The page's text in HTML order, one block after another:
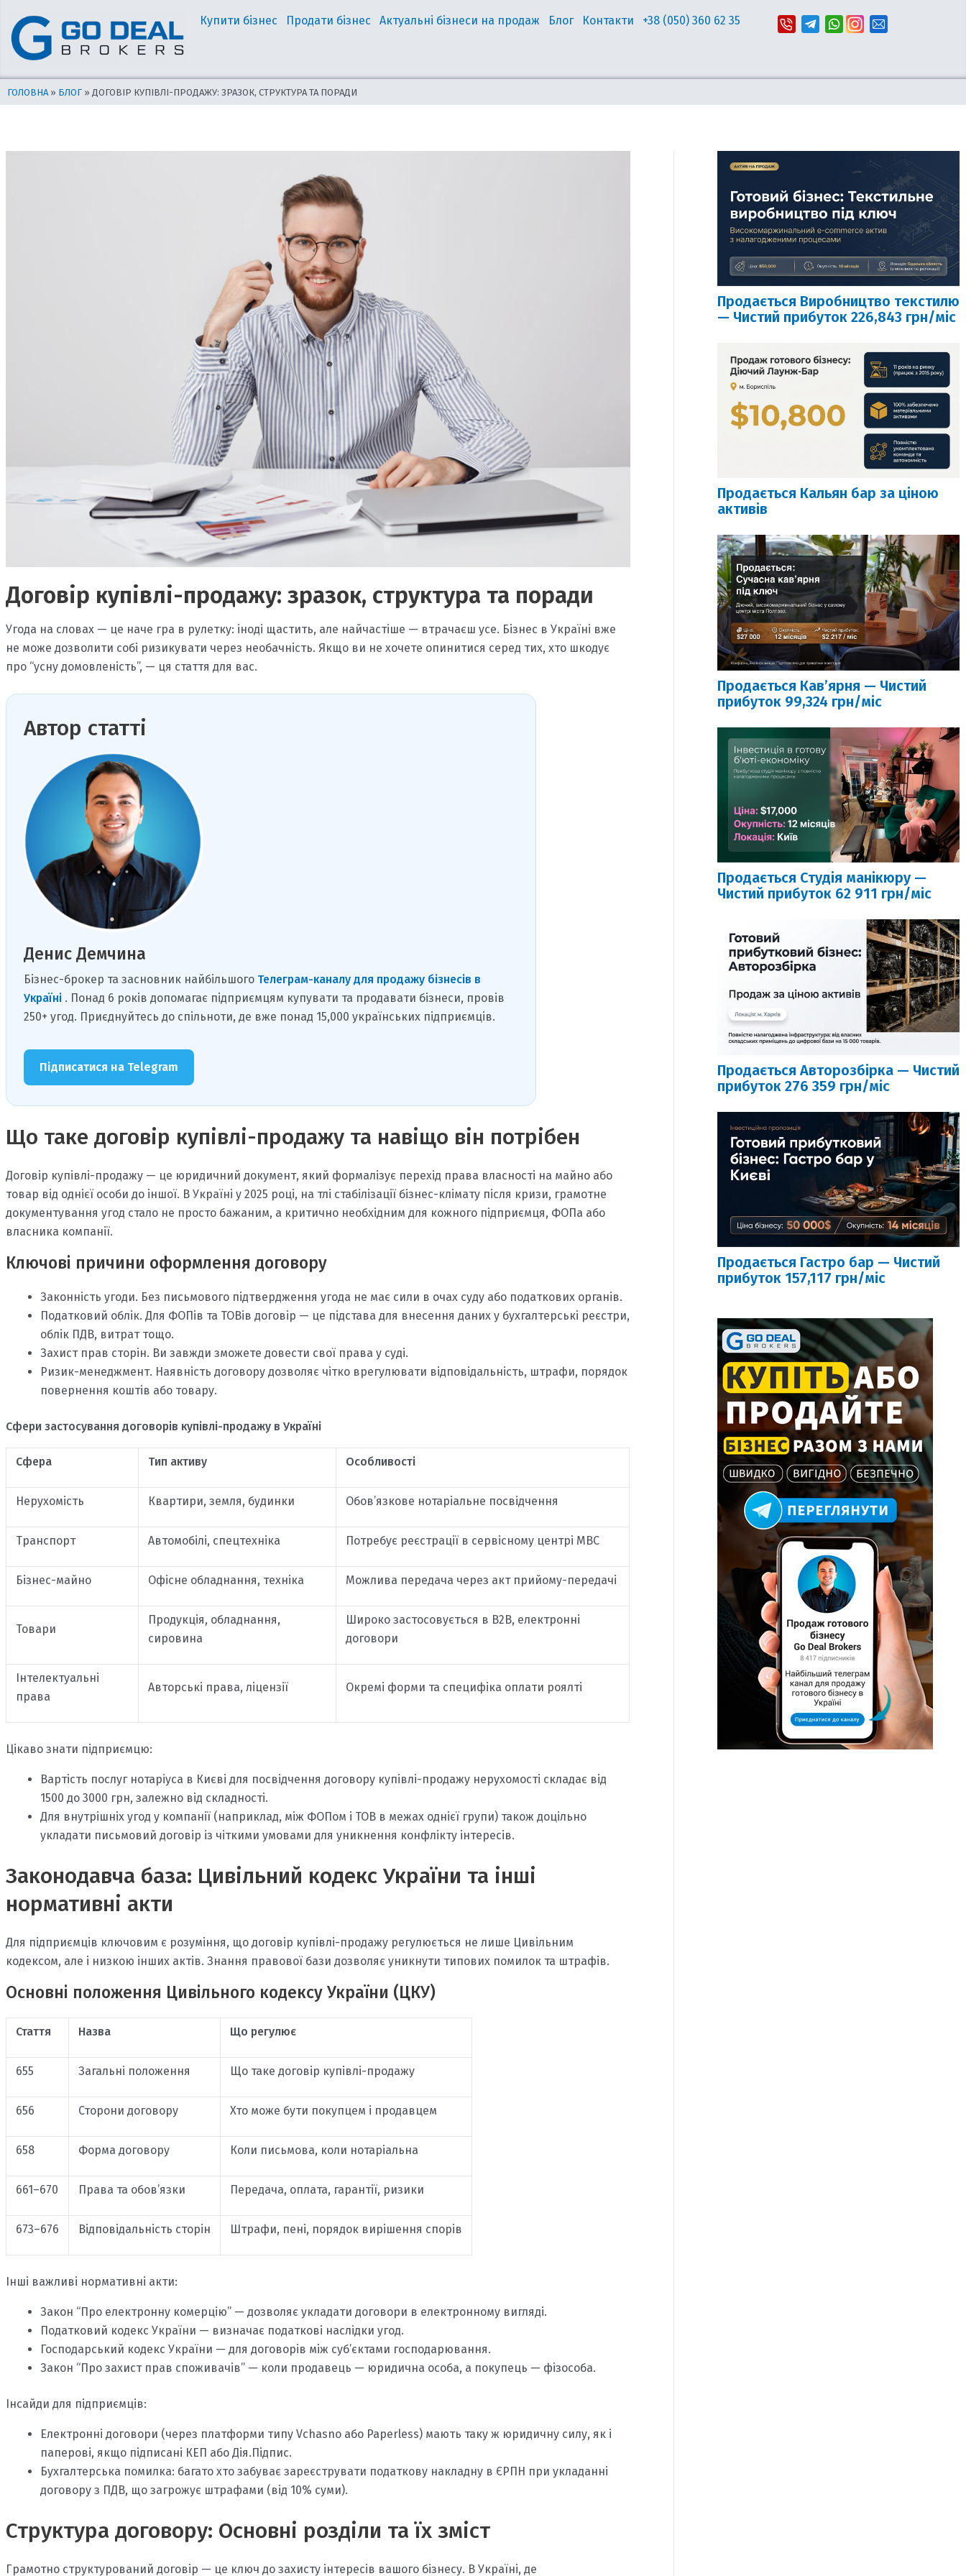
вмісту
Купити бізнес Продати бізнес Актуальні бізнеси на продаж Блог Контакти +38 (050) 360 62 35
ГОЛОВНА » БЛОГ » ДОГОВІР КУПІВЛІ-ПРОДАЖУ: ЗРАЗОК, СТРУКТУРА ТА ПОРАДИ
Договір купівлі-продажу: зразок, структура та поради
Угода на словах — це наче гра в рулетку: іноді щастить, але найчастіше — втрачаєш усе. Бізнес в Україні вже
не може дозволити собі ризикувати через необачність. Якщо ви не хочете опинитися серед тих, хто шкодує
про “усну домовленість”, — ця стаття для вас.
Автор статті
Денис Демчина
Бізнес-брокер та засновник найбільшого Телеграм-каналу для продажу бізнесів в
Україні . Понад 6 років допомагає підприємцям купувати та продавати бізнеси, провів
250+ угод. Приєднуйтесь до спільноти, де вже понад 15,000 українських підприємців.
Підписатися на Telegram
Що таке договір купівлі-продажу та навіщо він потрібен
Договір купівлі-продажу — це юридичний документ, який формалізує перехід права власності на майно або
товар від однієї особи до іншої. В Україні у 2025 році, на тлі стабілізації бізнес-клімату після кризи, грамотне
документування угод стало не просто бажаним, а критично необхідним для кожного підприємця, ФОПа або
власника компанії.
Ключові причини оформлення договору
Законність угоди. Без письмового підтвердження угода не має сили в очах суду або податкових органів.
Податковий облік. Для ФОПів та ТОВів договір — це підстава для внесення даних у бухгалтерські реєстри,
облік ПДВ, витрат тощо.
Захист прав сторін. Ви завжди зможете довести свої права у суді.
Ризик-менеджмент. Наявність договору дозволяє чітко врегулювати відповідальність, штрафи, порядок
повернення коштів або товару.
Сфери застосування договорів купівлі-продажу в Україні
Сфера Тип активу Особливості
Нерухомість Квартири, земля, будинки Обов’язкове нотаріальне посвідчення
Транспорт Автомобілі, спецтехніка Потребує реєстрації в сервісному центрі МВС
Бізнес-майно Офісне обладнання, техніка Можлива передача через акт прийому-передачі
Товари
Продукція, обладнання,
сировина
Широко застосовується в B2B, електронні
договори
Інтелектуальні
права
Авторські права, ліцензії Окремі форми та специфіка оплати роялті
Цікаво знати підприємцю:
Вартість послуг нотаріуса в Києві для посвідчення договору купівлі-продажу нерухомості складає від
1500 до 3000 грн, залежно від складності.
Для внутрішніх угод у компанії (наприклад, між ФОПом і ТОВ в межах однієї групи) також доцільно
укладати письмовий договір із чіткими умовами для уникнення конфлікту інтересів.
Законодавча база: Цивільний кодекс України та інші
нормативні акти
Для підприємців ключовим є розуміння, що договір купівлі-продажу регулюється не лише Цивільним
кодексом, але і низкою інших актів. Знання правової бази дозволяє уникнути типових помилок та штрафів.
Основні положення Цивільного кодексу України (ЦКУ)
Стаття Назва Що регулює
655 Загальні положення Що таке договір купівлі-продажу
656 Сторони договору Хто може бути покупцем і продавцем
658 Форма договору Коли письмова, коли нотаріальна
661–670 Права та обов’язки Передача, оплата, гарантії, ризики
673–676 Відповідальність сторін Штрафи, пені, порядок вирішення спорів
Інші важливі нормативні акти:
Закон “Про електронну комерцію” — дозволяє укладати договори в електронному вигляді.
Податковий кодекс України — визначає податкові наслідки угод.
Господарський кодекс України — для договорів між суб’єктами господарювання.
Закон “Про захист прав споживачів” — коли продавець — юридична особа, а покупець — фізособа.
Інсайди для підприємців:
Електронні договори (через платформи типу Vchasno або Paperless) мають таку ж юридичну силу, як і
паперові, якщо підписані КЕП або Дія.Підпис.
Бухгалтерська помилка: багато хто забуває зареєструвати податкову накладну в ЄРПН при укладанні
договору з ПДВ, що загрожує штрафами (від 10% суми).
Структура договору: Основні розділи та їх зміст
Грамотно структурований договір — це ключ до захисту інтересів вашого бізнесу. В Україні, де
по
запису
Продається Виробництво текстилю
— Чистий прибуток 226,843 грн/міс
Продається Кальян бар за ціною
активів
Продається Кавʼярня — Чистий
прибуток 99,324 грн/міс
Продається Студія манікюру —
Чистий прибуток 62 911 грн/міс
Продається Авторозбірка — Чистий
прибуток 276 359 грн/міс
Продається Гастро бар — Чистий
прибуток 157,117 грн/міс